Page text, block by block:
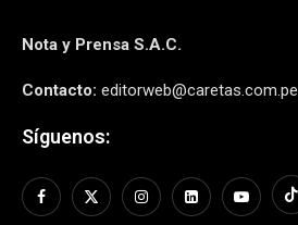
Nota y Prensa S.A.C.
Contacto: editorweb@caretas.com.pe
Síguenos: